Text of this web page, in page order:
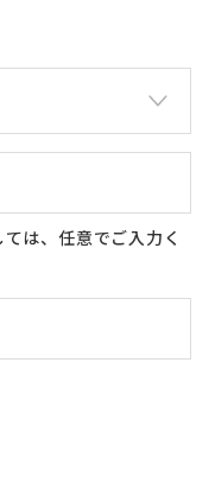
は、任意でご入力く
21
22
28
29